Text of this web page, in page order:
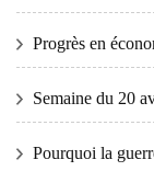
Progrès en
Semaine du 20
Pourquoi la